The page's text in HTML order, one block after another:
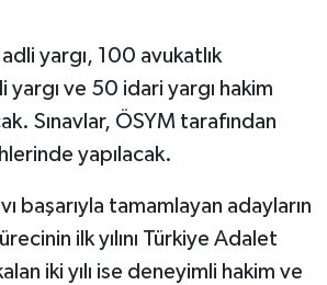
yargı, 100 avukatlık
yargı ve 50 idari yargı hakim
Sınavlar, ÖSYM tarafından
yapılacak.
başarıyla tamamlayan adayların
ilk yılını Türkiye Adalet
iki yılı ise deneyimli hakim ve